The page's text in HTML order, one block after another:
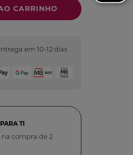
em 10-12 dias
TI
na compra de 2